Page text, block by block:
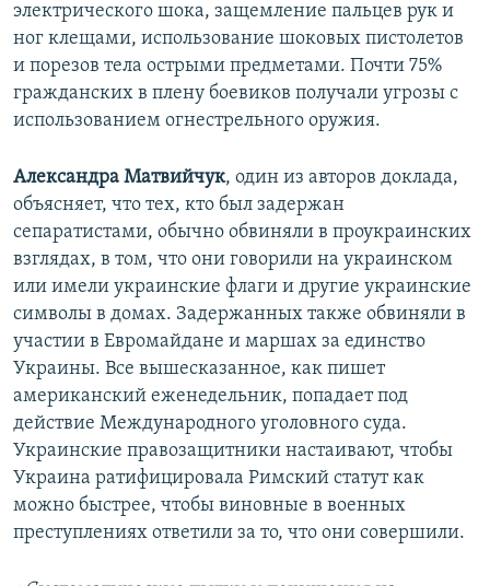
электрического шока, защемление пальцев рук и
ног клещами, использование шоковых пистолетов
и порезов тела острыми предметами. Почти 75%
гражданских в плену боевиков получали угрозы с
использованием огнестрельного оружия.
Александра Матвийчук, один из авторов доклада,
объясняет, что тех, кто был задержан
сепаратистами, обычно обвиняли в проукраинских
взглядах, в том, что они говорили на украинском
или имели украинские флаги и другие украинские
символы в домах. Задержанных также обвиняли в
участии в Евромайдане и маршах за единство
Украины. Все вышесказанное, как пишет
американский еженедельник, попадает под
действие Международного уголовного суда.
Украинские правозащитники настаивают, чтобы
Украина ратифицировала Римский статут как
можно быстрее, чтобы виновные в военных
преступлениях ответили за то, что они совершили.